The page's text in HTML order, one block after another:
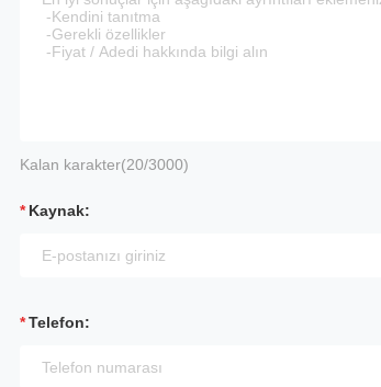
Kalan karakter(20/3000)
Kaynak:
Telefon: